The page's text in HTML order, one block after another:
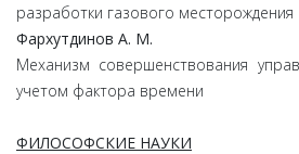
разработки газового месторождения
Фархутдинов А. М.
Механизм совершенствования
учетом фактора времени
ФИЛОСОФСКИЕ НАУКИ